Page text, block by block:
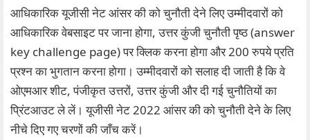
आधिकारिक यूजीसी नेट आंसर की को चुनौती देने लिए उम्मीदवारों को
आधिकारिक वेबसाइट पर जाना होगा, उत्तर कुंजी चुनौती पृष्ठ (answer
key challenge page) पर क्लिक करना होगा और 200 रुपये प्रति
प्रश्न का भुगतान करना होगा। उम्मीदवारों को सलाह दी जाती है कि वे
ओएमआर शीट, पंजीकृत उत्तरों, उत्तर कुंजी और दी गई चुनौतियों का
प्रिंटआउट ले लें। यूजीसी नेट 2022 आंसर की को चुनौती देने के लिए
नीचे दिए गए चरणों की जाँच करें।